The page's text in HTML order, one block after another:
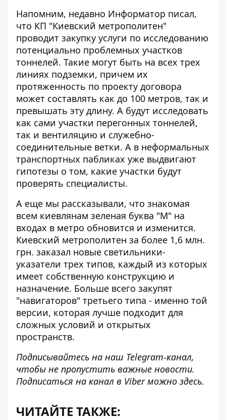
Напомним, недавно Информатор писал,
что КП "Киевский метрополитен"
проводит закупку услуги по исследованию
потенциально проблемных участков
тоннелей. Такие могут быть на всех трех
линиях подземки, причем их
протяженность по проекту договора
может составлять как до 100 метров, так и
превышать эту длину. А будут исследовать
как сами участки перегонных тоннелей,
так и вентиляцию и служебно-
соединительные ветки. А в неформальных
транспортных пабликах уже выдвигают
гипотезы о том, какие участки будут
проверять специалисты.
А еще мы рассказывали, что знакомая
всем киевлянам зеленая буква "М" на
входах в метро обновится и изменится.
Киевский метрополитен за более 1,6 млн.
грн. заказал новые светильники-
указатели трех типов, каждый из которых
имеет собственную конструкцию и
назначение. Больше всего закупят
"навигаторов" третьего типа - именно той
версии, которая лучше подходит для
сложных условий и открытых
пространств.
Подписывайтесь на наш Telegram-канал,
чтобы не пропустить важные новости.
Подписаться на канал в Viber можно здесь.
ЧИТАЙТЕ ТАКЖЕ: